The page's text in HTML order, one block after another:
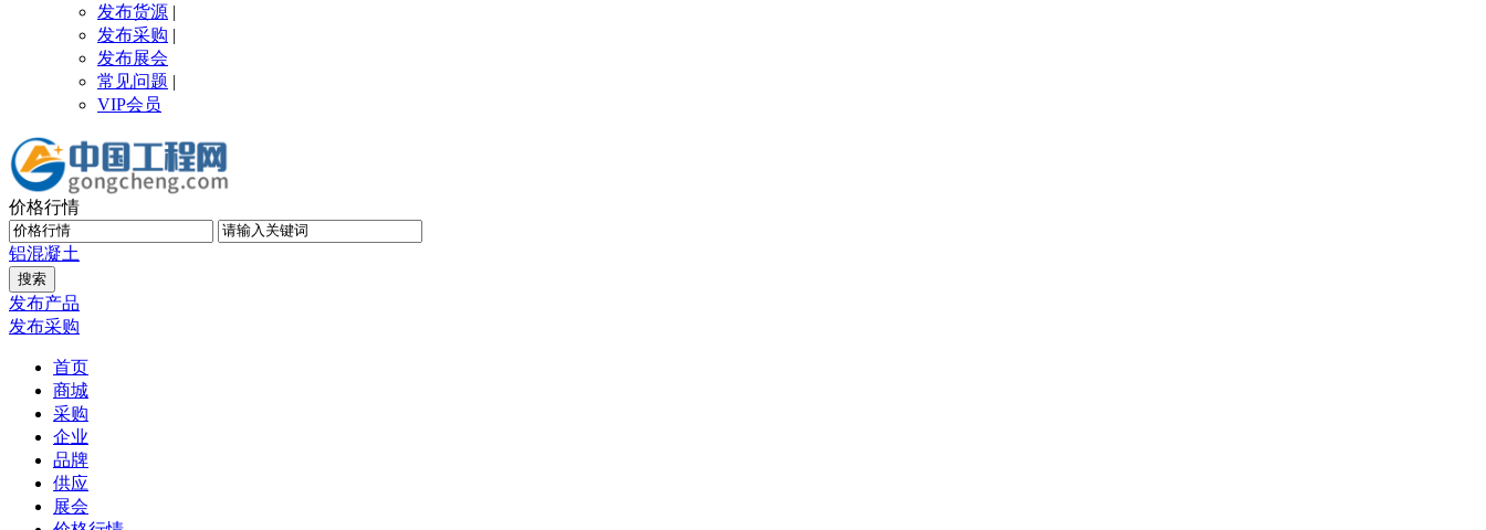
发布货源 |
发布采购 |
发布展会
常见问题 |
VIP会员
价格行情
铝混凝土
发布产品
发布采购
首页
商城
采购
企业
品牌
供应
展会